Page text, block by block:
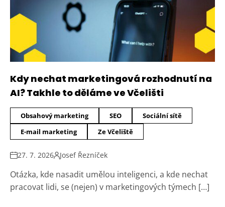
Kdy nechat marketingová rozhodnutí na
AI? Takhle to děláme ve Včelišti
Obsahový marketing SEO
Sociální sítě
E-mail marketing
Ze Včeliště
27. 7. 2026 Josef Řezníček
Otázka, kde nasadit umělou inteligenci, a kde nechat
pracovat lidi, se (nejen) v marketingových týmech […]